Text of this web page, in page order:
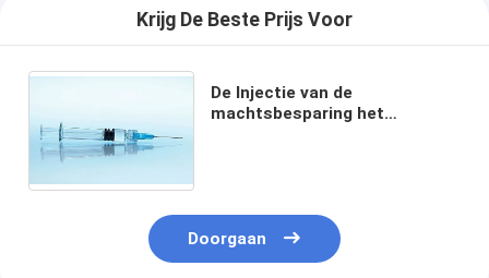
Krijg De Beste Prijs Voor
De Injectie van de
machtsbesparing het
Doorgaan